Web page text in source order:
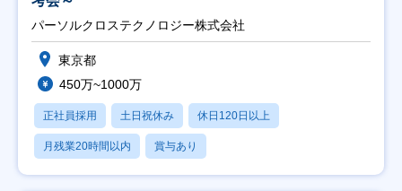
パーソルクロステクノロジー株式会社
東京都
450万~1000万
正社員採用 土日祝休み 休日120日以上
月残業20時間以内 賞与あり